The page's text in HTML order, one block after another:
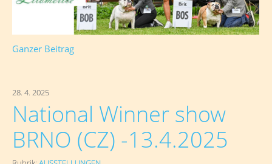
Ganzer Beitrag
28. 4. 2025
National Winner show
BRNO (CZ) -13.4.2025